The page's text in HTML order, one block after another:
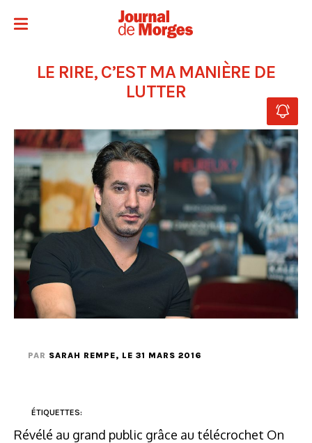
LE RIRE, C’EST MA MANIÈRE DE
LUTTER
PAR SARAH REMPE, LE 31 MARS 2016
ÉTIQUETTES:
Révélé au grand public grâce au télécrochet On